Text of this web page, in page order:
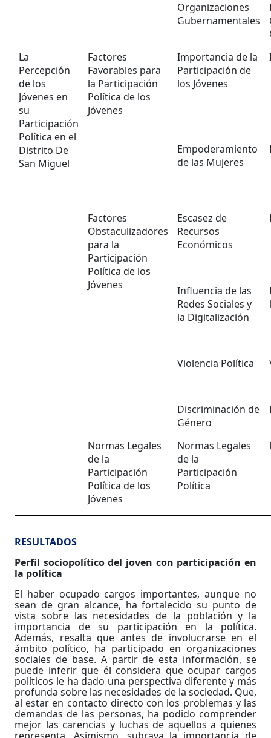
Organizaciones
Gubernamentales
La
Percepción
de los
Jóvenes en
su
Participación
Política en el
Distrito De
San Miguel
Factores
Favorables para
la Participación
Política de los
Jóvenes
Importancia de la
Participación de
los Jóvenes
Empoderamiento
de las Mujeres
Factores
Obstaculizadores
para la
Participación
Política de los
Jóvenes
Escasez de
Recursos
Económicos
Influencia de las
Redes Sociales y
la Digitalización
Violencia Política
Discriminación de
Género
Normas Legales
de la
Participación
Política de los
Jóvenes
Normas Legales
de la
Participación
Política
RESULTADOS
Perfil sociopolítico del joven con participación en
la política
El haber ocupado cargos importantes, aunque no
sean de gran alcance, ha fortalecido su punto de
vista sobre las necesidades de la población y la
importancia de su participación en la política.
Además, resalta que antes de involucrarse en el
ámbito político, ha participado en organizaciones
sociales de base. A partir de esta información, se
puede inferir que él considera que ocupar cargos
políticos le ha dado una perspectiva diferente y más
profunda sobre las necesidades de la sociedad. Que,
al estar en contacto directo con los problemas y las
demandas de las personas, ha podido comprender
mejor las carencias y luchas de aquellos a quienes